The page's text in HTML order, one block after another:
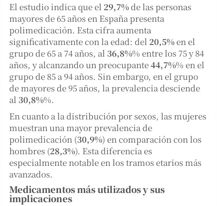
El estudio indica que el 29,7%de las personas
mayores de 65 años en España presenta
polimedicación. Esta cifra aumenta
significativamente con la edad: del 20,5%en el
grupo de 65 a 74 años, al 36,8%% entre los 75 y 84
años, y alcanzando un preocupante44,7%% en el
grupo de 85 a 94 años. Sin embargo, en el grupo
de mayores de 95 años, la prevalencia desciende
al 30,8%%.
En cuanto a la distribución por sexos, las mujeres
muestran una mayor prevalencia de
polimedicación (30,9%) en comparación con los
hombres (28,3%). Esta diferencia es
especialmente notable en los tramos etarios más
avanzados.
Medicamentos más utilizados y sus
implicaciones